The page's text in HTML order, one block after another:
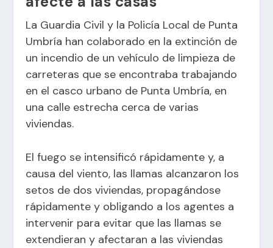
La Guardia Civil y la Policía Local de Punta
Umbría han colaborado en la extinción de
un incendio de un vehículo de limpieza de
carreteras que se encontraba trabajando
en el casco urbano de Punta Umbría, en
una calle estrecha cerca de varias
viviendas.
El fuego se intensificó rápidamente y, a
causa del viento, las llamas alcanzaron los
setos de dos viviendas, propagándose
rápidamente y obligando a los agentes a
intervenir para evitar que las llamas se
extendieran y afectaran a las viviendas